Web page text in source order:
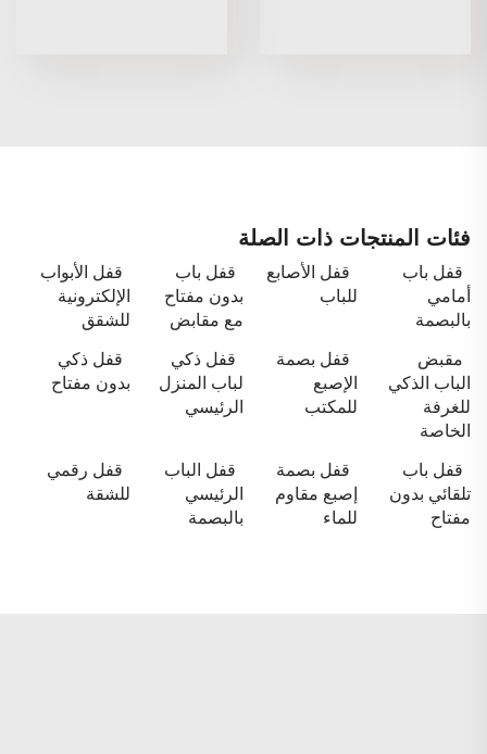
فئات المنتجات ذات الصلة
قفل باب
أمامي
بالبصمة
قفل الأصابع
للباب
قفل باب
بدون مفتاح
مع مقابض
قفل الأبواب
الإلكترونية
للشقق
مقبض
الباب الذكي
للغرفة
الخاصة
قفل بصمة
الإصبع
للمكتب
قفل ذكي
لباب المنزل
الرئيسي
قفل ذكي
بدون مفتاح
قفل باب
تلقائي بدون
مفتاح
قفل بصمة
إصبع مقاوم
للماء
قفل الباب
الرئيسي
بالبصمة
قفل رقمي
للشقة